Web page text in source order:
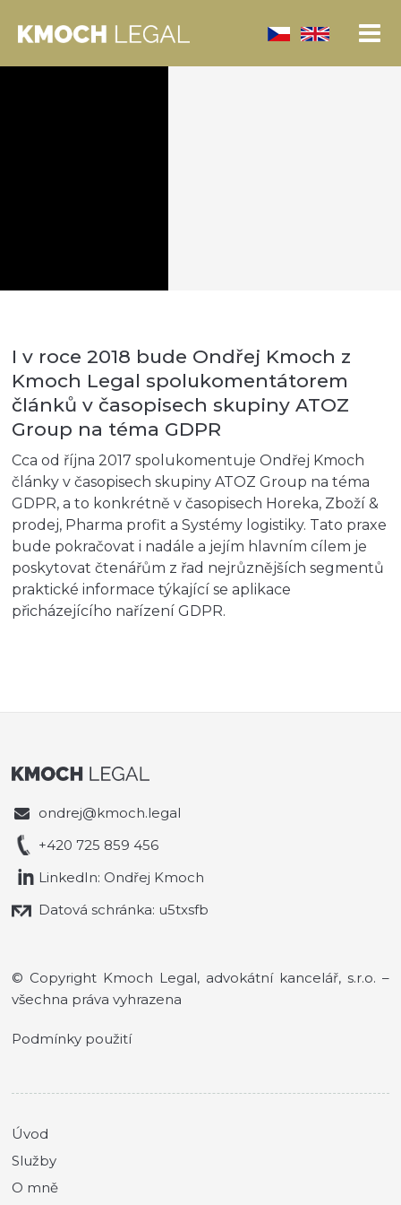
I v roce 2018 bude Ondřej Kmoch z
Kmoch Legal spolukomentátorem
článků v časopisech skupiny ATOZ
Group na téma GDPR
Cca od října 2017 spolukomentuje Ondřej Kmoch
články v časopisech skupiny ATOZ Group na téma
GDPR, a to konkrétně v časopisech Horeka, Zboží &
prodej, Pharma profit a Systémy logistiky. Tato praxe
bude pokračovat i nadále a jejím hlavním cílem je
poskytovat čtenářům z řad nejrůznějších segmentů
praktické informace týkající se aplikace
přicházejícího nařízení GDPR.
ondrej@kmoch.legal
+420 725 859 456
LinkedIn: Ondřej Kmoch
Datová schránka: u5txsfb
© Copyright Kmoch Legal, advokátní kancelář, s.r.o. –
všechna práva vyhrazena
Podmínky použití
Úvod
Služby
O mně